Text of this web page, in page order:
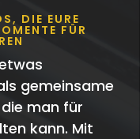
DIE EURE
FÜR
gemeinsame
man für
kann. Mit